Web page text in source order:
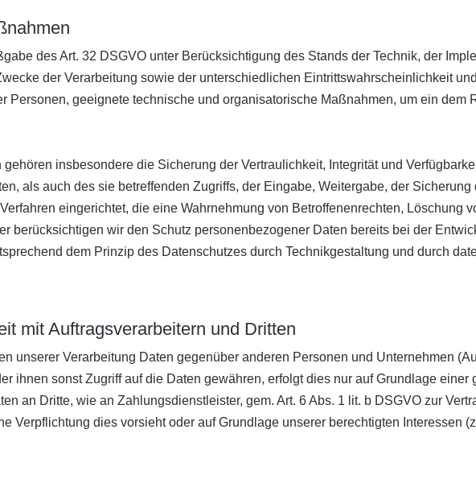
des Art. 32 DSGVO unter Berücksichtigung des Stands der Technik, der
der Verarbeitung sowie der unterschiedlichen Eintrittswahrscheinlichkeit
Personen, geeignete technische und organisatorische Maßnahmen, um ein dem
insbesondere die Sicherung der Vertraulichkeit, Integrität und
als auch des sie betreffenden Zugriffs, der Eingabe, Weitergabe, der
eingerichtet, die eine Wahrnehmung von Betroffenenrechten, Löschung
berücksichtigen wir den Schutz personenbezogener Daten bereits bei der
dem Prinzip des Datenschutzes durch Technikgestaltung und durch
mit Auftragsverarbeitern und Dritten
unserer Verarbeitung Daten gegenüber anderen Personen und Unternehmen
ihnen sonst Zugriff auf die Daten gewähren, erfolgt dies nur auf Grundlage
an Dritte, wie an Zahlungsdienstleister, gem. Art. 6 Abs. 1 lit. b DSGVO zur
Verpflichtung dies vorsieht oder auf Grundlage unserer berechtigten Interessen